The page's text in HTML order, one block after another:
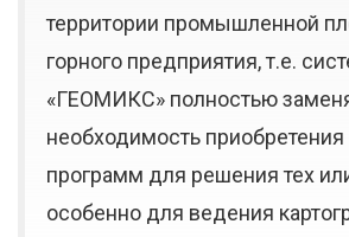
территории промышленной
горного предприятия, т.е.
«ГЕОМИКС» полностью
необходимость
программ для решения тех
особенно для ведения